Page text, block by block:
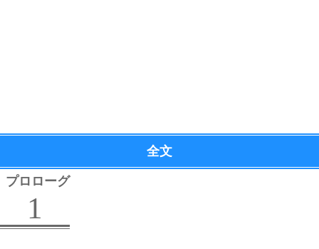
全文
プロローグ
1